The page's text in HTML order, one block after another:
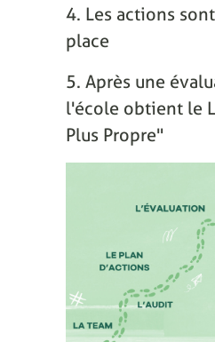
4. Les actions
place
5. Après une
l'école obtient le
Plus Propre"